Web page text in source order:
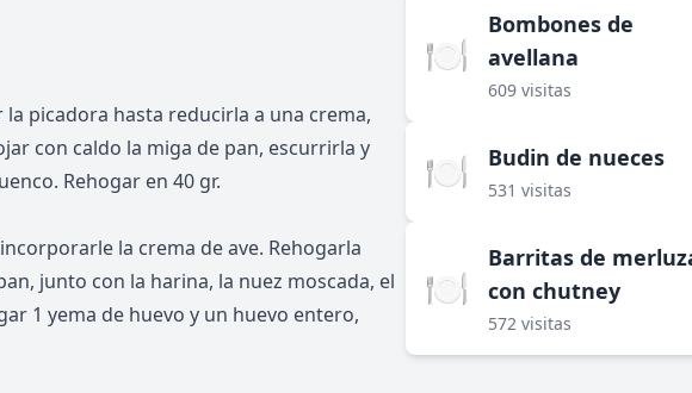
picadora hasta reducirla a una crema,
con caldo la miga de pan, escurrirla y
Rehogar en 40 gr.
la crema de ave. Rehogarla
junto con la harina, la nuez moscada, el
1 yema de huevo y un huevo entero,
🍽️
Bombones de
avellana
609 visitas
🍽️ Budin de nueces
531 visitas
🍽️
Barritas de
con chutney
572 visitas